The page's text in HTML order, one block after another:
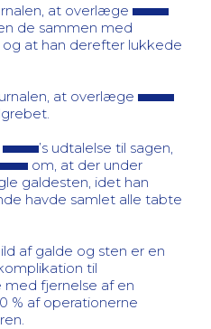
at overlæge
de sammen med
at han derefter lukkede
at overlæge
’s udtalelse til sagen,
om, at der under
galdesten, idet han
havde samlet alle tabte
af galde og sten er en
til
med fjernelse af en
% af operationerne